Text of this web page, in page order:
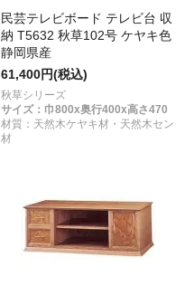
民芸テレビボード テレビ台 収
納 T5632 秋草102号 ケヤキ色
静岡県産
61,400円(税込)
秋草シリーズ
サイズ：巾800x奥行400x高さ470
材質：天然木ケヤキ材・天然木セン
材